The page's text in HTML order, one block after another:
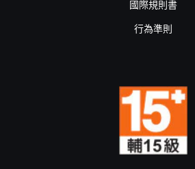
國際規則書
行為準則